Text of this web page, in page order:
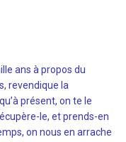
ans à propos du
revendique la
présent, on te le
le, et prends-en
on nous en arrache